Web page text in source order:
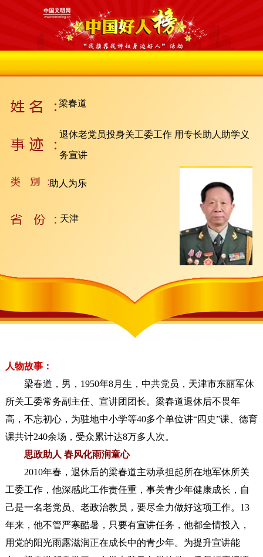
梁春道
退休老党员投身关工委工作 用专长助人助学义
务宣讲
助人为乐
天津
人物故事：
梁春道，男，1950年8月生，中共党员，天津市东丽军休
所关工委常务副主任、宣讲团团长。梁春道退休后不畏年
高，不忘初心，为驻地中小学等40多个单位讲“四史”课、德育
课共计240余场，受众累计达8万多人次。
思政助人 春风化雨润童心
2010年春，退休后的梁春道主动承担起所在地军休所关
工委工作，他深感此工作责任重，事关青少年健康成长，自
己是一名老党员、老政治教员，要尽全力做好这项工作。13
年来，他不管严寒酷暑，只要有宣讲任务，他都全情投入，
用党的阳光雨露滋润正在成长中的青少年。为提升宣讲能